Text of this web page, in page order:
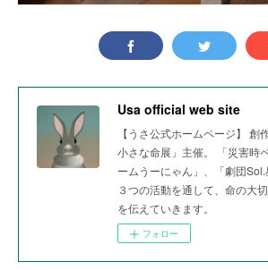
Usa official web site
【うさ公式ホームページ】 創
小さな命展」主催。 「災害時
ームうーにゃん」、「劇団
３つの活動を通して、命の大
を伝えていきます。
フォロー